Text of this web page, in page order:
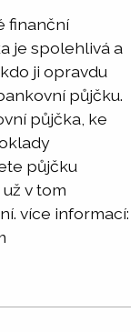
finanční
je spolehlivá a
ji opravdu
půjčku.
půjčka, ke
půjčku
v tom
více informací: